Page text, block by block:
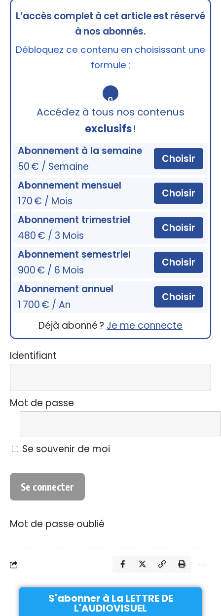
L’accès complet à cet article est réservé
à nos abonnés.
Débloquez ce contenu en choisissant une
formule :
🔒
Accédez à tous nos contenus
exclusifs!
Abonnement à la semaine
50 € / Semaine
Choisir
Abonnement mensuel
170 € / Mois
Choisir
Abonnement trimestriel
480 € / 3 Mois
Choisir
Abonnement semestriel
900 € / 6 Mois
Choisir
Abonnement annuel
1 700 € / An
Choisir
Déjà abonné ? Je me connecte
Identifiant
Mot de passe
Se souvenir de moi
Mot de passe oublié
S'abonner à La LETTRE DE
L'AUDIOVISUEL